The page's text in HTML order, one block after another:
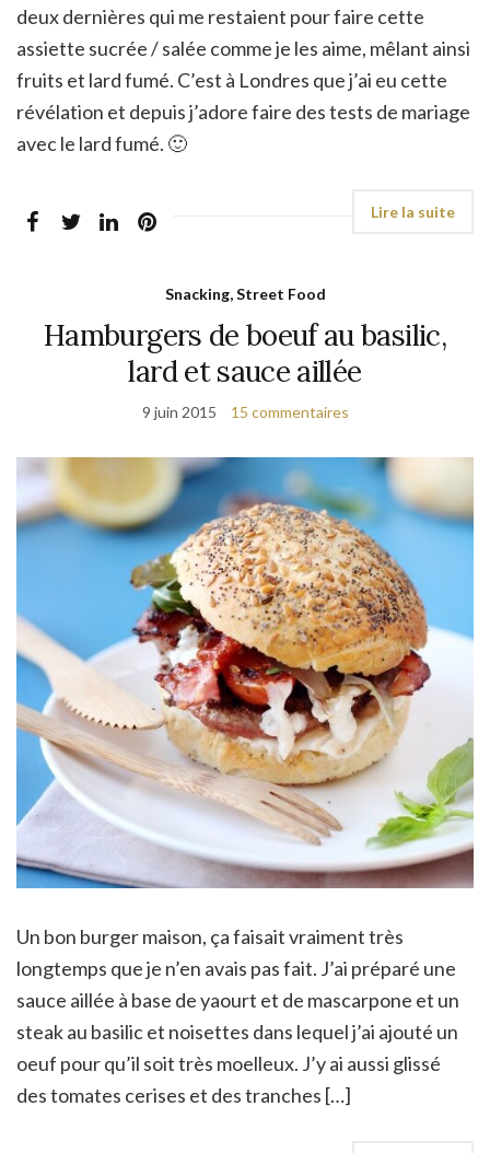
deux dernières qui me restaient pour faire cette
assiette sucrée / salée comme je les aime, mêlant ainsi
fruits et lard fumé. C’est à Londres que j’ai eu cette
révélation et depuis j’adore faire des tests de mariage
avec le lard fumé. 🙂
Snacking, Street Food
Hamburgers de boeuf au basilic,
lard et sauce aillée
9 juin 2015 15 commentaires
Un bon burger maison, ça faisait vraiment très
longtemps que je n’en avais pas fait. J’ai préparé une
sauce aillée à base de yaourt et de mascarpone et un
steak au basilic et noisettes dans lequel j’ai ajouté un
oeuf pour qu’il soit très moelleux. J’y ai aussi glissé
des tomates cerises et des tranches […]